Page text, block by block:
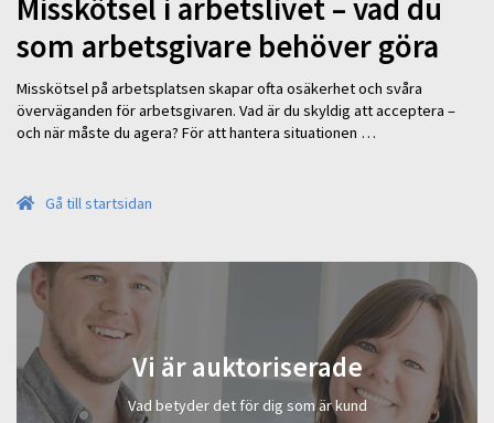
Misskötsel i arbetslivet – vad du
som arbetsgivare behöver göra
Misskötsel på arbetsplatsen skapar ofta osäkerhet och svåra
överväganden för arbetsgivaren. Vad är du skyldig att acceptera –
och när måste du agera? För att hantera situationen …
Gå till startsidan
Vi är auktoriserade
Vad betyder det för dig som är kund